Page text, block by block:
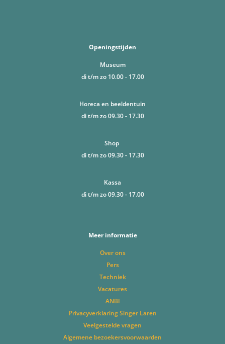
Openingstijden
Museum
di t/m zo 10.00 - 17.00
Horeca en beeldentuin
di t/m zo 09.30 - 17.30
Shop
di t/m zo 09.30 - 17.30
Kassa
di t/m zo 09.30 - 17.00
Meer informatie
Over ons
Pers
Techniek
Vacatures
ANBI
Privacyverklaring Singer Laren
Veelgestelde vragen
Algemene bezoekersvoorwaarden